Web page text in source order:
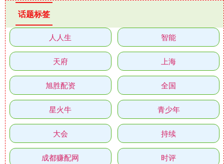
话题标签
人人生 智能
天府 上海
旭胜配资 全国
星火牛 青少年
大会 持续
成都赚配网 时评